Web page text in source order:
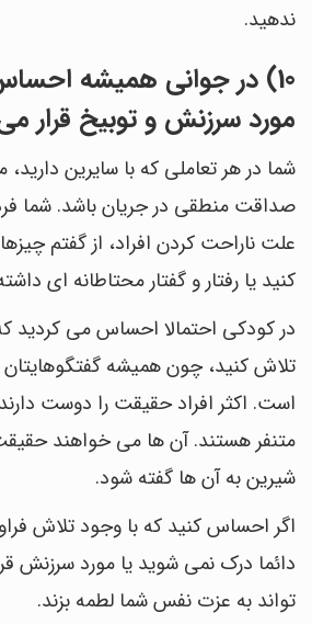
ندهید.
10) در جوانی همیشه
مورد سرزنش و توبیخ قرار
شما در هر تعاملی که با سایرین
صداقت منطقی در جریان باشد. شما
علت ناراحت کردن افراد، از گفتم
کنید یا رفتار و گفتار محتاطانه ای
در کودکی احتمالا احساس می کردید
تلاش کنید، چون همیشه
است. اکثر افراد حقیقت را دوست
متنفر هستند. آن ها می خواهند
شیرین به آن ها گفته شود.
اگر احساس کنید که با وجود تلاش
دائما درک نمی شوید یا مورد سرزنش
تواند به عزت نفس شما لطمه بزند.